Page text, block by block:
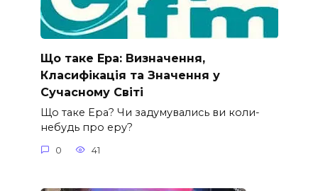
Що таке Ера: Визначення,
Класифікація та Значення у
Сучасному Світі
Що таке Ера? Чи задумувались ви коли-
небудь про еру?
0 41